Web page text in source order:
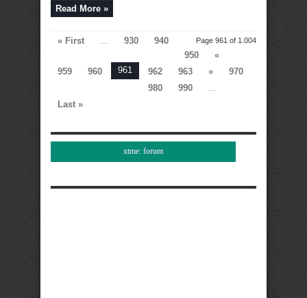
Read More »
Page 961 of 1.004
« First ... 930
940
950
«
959
960 961 962 963 »
970
980
990
...
Last »
xtme: forum